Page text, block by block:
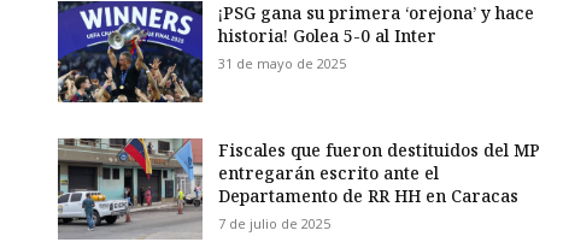
¡PSG gana su primera ‘orejona’ y hace
historia! Golea 5-0 al Inter
31 de mayo de 2025
Fiscales que fueron destituidos del MP
entregarán escrito ante el
Departamento de RR HH en Caracas
7 de julio de 2025